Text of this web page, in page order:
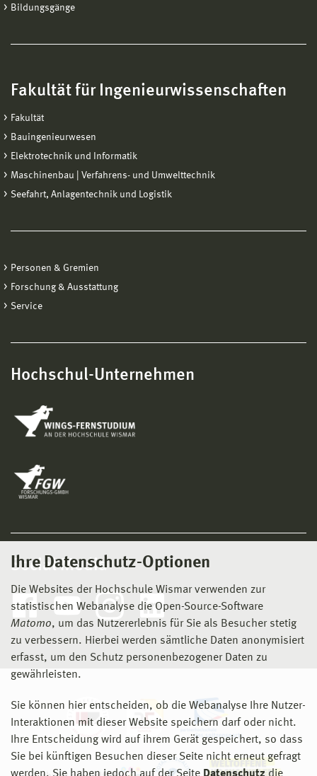
Ihre Datenschutz-Optionen
Die Websites der Hochschule Wismar verwenden zur
statistischen Webanalyse die Open-Source-Software
Matomo, um das Nutzererlebnis für Sie als Besucher stetig
zu verbessern. Hierbei werden sämtliche Daten anonymisiert
erfasst, um den Schutz personenbezogener Daten zu
gewährleisten.
Sie können hier entscheiden, ob die Webanalyse Ihre Nutzer-
Interaktionen mit dieser Website speichern darf oder nicht.
Ihre Entscheidung wird auf ihrem Gerät gespeichert, so dass
Sie bei künftigen Besuchen dieser Seite nicht erneut gefragt
Bildungsgänge
Fakultät für Ingenieurwissenschaften
Fakultät
Bauingenieurwesen
Elektrotechnik und Informatik
Maschinenbau | Verfahrens- und Umwelttechnik
Seefahrt, Anlagentechnik und Logistik
Personen & Gremien
Forschung & Ausstattung
Service
Hochschul-Unternehmen
Social Media